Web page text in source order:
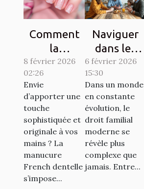
Comment
la
manucure
French
dentelle
transforme-
t-elle votre
style ?
8 février 2026
02:26
Envie
d’apporter une
touche
sophistiquée et
originale à vos
mains ? La
manucure
French dentelle
s’impose...
Naviguer
dans les
complexités
du droit
familial
moderne
6 février 2026
15:30
Dans un monde
en constante
évolution, le
droit familial
moderne se
révèle plus
complexe que
jamais. Entre...